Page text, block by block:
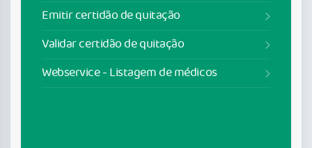
Emitir certidão de quitação
Validar certidão de quitação
Webservice - Listagem de médicos